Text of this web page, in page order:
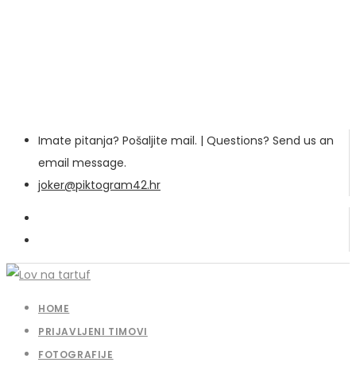
Imate pitanja? Pošaljite mail. | Questions? Send us an
email message.
joker@piktogram42.hr
HOME
PRIJAVLJENI TIMOVI
FOTOGRAFIJE